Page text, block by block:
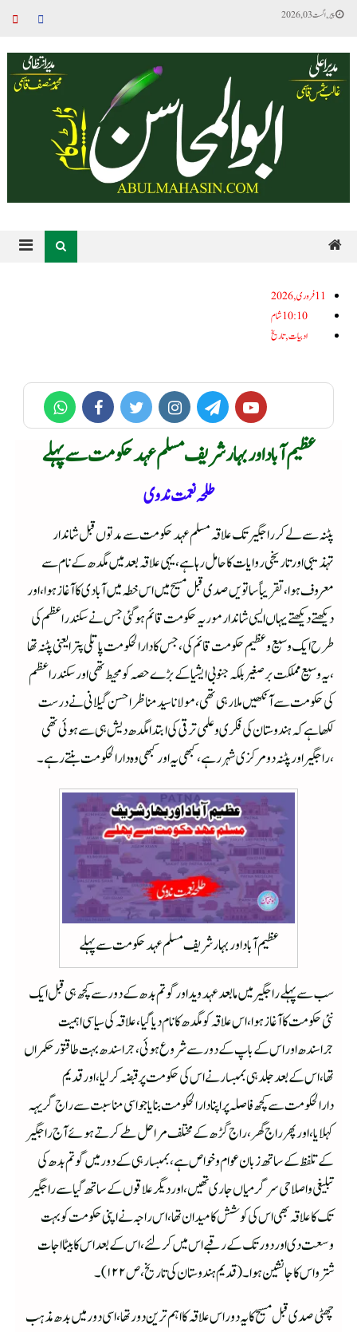
پیر, اگست 03, 2026
11فروری, 2026
10:10 شام
ادبیات,تاریخ
عظیم آباد اور بہارشریف مسلم عہد حکومت سے پہلے
طلحہ نعمت ندوی
پٹنہ سے لے کر راجگیر تک علاقہ مسلم عہد حکومت سے مدتوں قبل شاندار
تہذیبی اور تاریخی روایات کا حامل رہا ہے ،یہی علاقہ بعد میں مگدھ کے نام سے
معروف ہوا ،تقریباً ساتویں صدی قبل مسیح میں اس خطہ میں آبادی کا آغاز ہوا ،اور
دیکھتے دیکھتے یہاں ایسی شاندار موریہ حکومت قائم ہوگئی جس نے سکندر اعظم کی
طرح ایک وسیع وعظیم حکومت قائم کی ،جس کا دارالحکومت پاتلی پترا یعنی پٹنہ تھا
،یہ وسیع مملکت بر صغیر بلکہ جنوبی ایشیا کے بڑے حصہ کو محیط تھی اور سکندر اعظم
کی حکومت سے آنکھیں ملا رہی تھی،مولانا سید مناظر احسن گیلانی نے درست
لکھا ہے کہ ہندوستان کی فکری وعلمی ترقی کی ابتدا مگدھ دیش ہی سے ہوئی تھی
،راجگیر اور پٹنہ دومرکزی شہر رہے ،کبھی یہ اور کبھی وہ دارالحکومت بنتے رہے ۔
عظیم آباد اور بہارشریف مسلم عہد حکومت سے پہلے
سب سے پہلے راجگیر میں ما بعد عہد وید اور گوتم بدھ کے دور سے کچھ ہی قبل ایک
نئی حکومت کا آغاز ہوا ،اس علاقہ کو مگدھ کا نام دیا گیا ،علاقہ کی سیاسی اہمیت
جراسندھ اور اس کے باپ کے دور سے شروع ہوئی ،جراسندھ بہت طاقتورحکمراں
تھا ،اس کے بعد جلد ہی بمبسار نے اس کی حکومت پر قبضہ کرلیا ،اور قدیم
دارالحکومت سے کچھ فاصلہ پر اپنا دارالحکومت بنایا جو اسی مناسبت سے راج گریہہ
کہلایا ،اور پھر راج گھر ،راج گڑھ کے مختلف مراحل طے کرتے ہوئے آج راجگیر
کے تلفظ کے ساتھ زبان عوام وخواص ہے ،بمبسار ہی کے دور میں گوتم بدھ کی
تبلیغی واصلاحی سرگرمیاں جاری تھیں،اور دیگر علاقوں کے ساتھ گیا سے راجگیر
تک کاعلاقہ بھی اس کی کوشش کا میدان تھا ،اس راجہ نے اپنی حکومت کو بہت
وسعت دی اور دور تک کے رقبے اس میں کرلئے ،اس کے بعد اس کا بیٹا اجات
شترو اس کا جانشین ہوا۔(قدیم ہندوستان کی تاریخ ،ص ۱۲۲)۔
چھٹی صدی قبل مسیح کایہ دور اس علاقہ کا اہم ترین دور تھا ،اسی دور میں بد ھ مذہب